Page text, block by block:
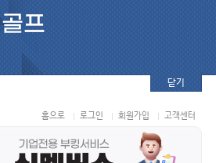
닫기
홈으로 로그인 회원가입 고객센터